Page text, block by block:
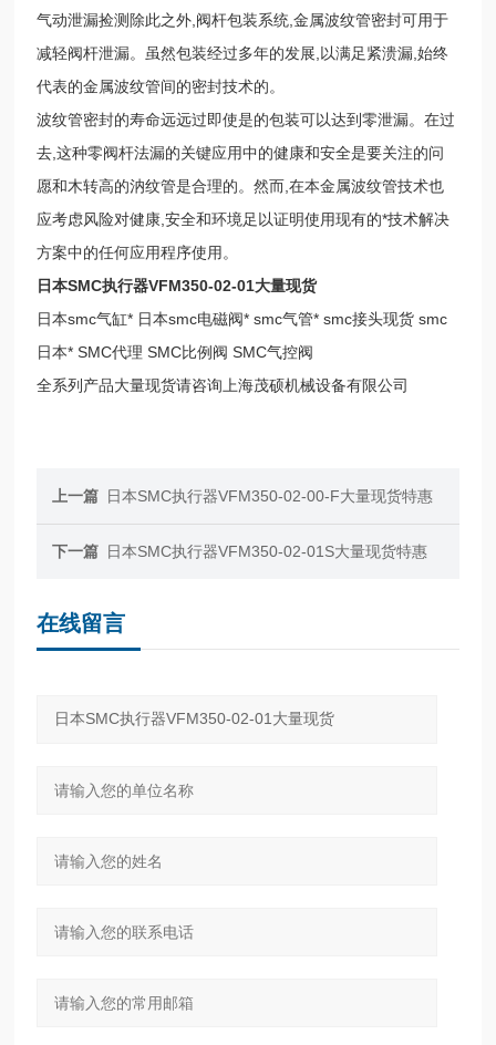
气动泄漏捡测除此之外,阀杆包装系统,金属波纹管密封可用于
减轻阀杆泄漏。虽然包装经过多年的发展,以满足紧溃漏,始终
代表的金属波纹管间的密封技术的。
波纹管密封的寿命远远过即使是的包装可以达到零泄漏。在过
去,这种零阀杆法漏的关键应用中的健康和安全是要关注的问
愿和木转高的汭纹管是合理的。然而,在本金属波纹管技术也
应考虑风险对健康,安全和环境足以证明使用现有的*技术解决
方案中的任何应用程序使用。
日本SMC执行器VFM350-02-01大量现货
日本smc气缸* 日本smc电磁阀* smc气管* smc接头现货 smc
日本* SMC代理 SMC比例阀 SMC气控阀
全系列产品大量现货请咨询上海茂硕机械设备有限公司
上一篇 日本SMC执行器VFM350-02-00-F大量现货特惠
下一篇 日本SMC执行器VFM350-02-01S大量现货特惠
在线留言